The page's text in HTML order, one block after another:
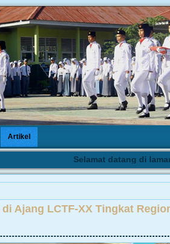
Artikel
Selamat datang di laman
Ajang LCTF-XX Tingkat